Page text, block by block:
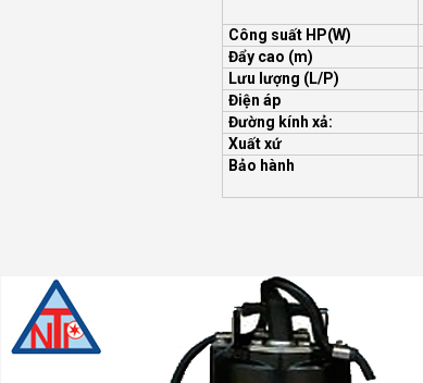
Công suất HP(W)
Đẩy cao (m)
Lưu lượng (L/P)
Điện áp
Đường kính xả:
Xuất xứ
Bảo hành